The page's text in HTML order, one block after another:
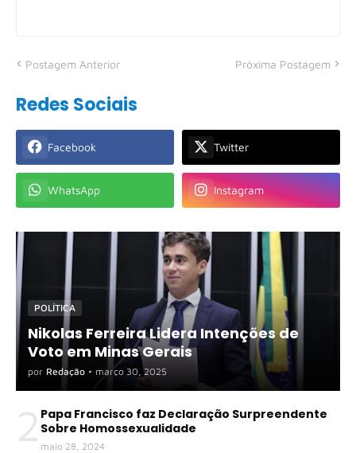
Postagem Anterior Próxima Postagem
Redes Sociais
Facebook Twitter
WhatsApp Instagram
POLÍTICA
Nikolas Ferreira Lidera Intenções de
Voto em Minas Gerais
por Redação • março 30, 2025
2 Papa Francisco faz Declaração Surpreendente
Sobre Homossexualidade
maio 28, 2024